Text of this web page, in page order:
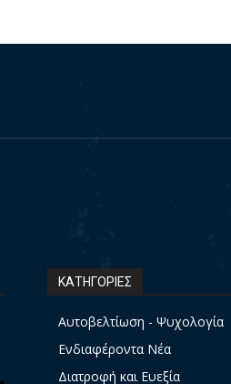
ΚΑΤΗΓΟΡΙΕΣ
Αυτοβελτίωση - Ψυχολογία
Ενδιαφέροντα Νέα
Διατροφή και Ευεξία